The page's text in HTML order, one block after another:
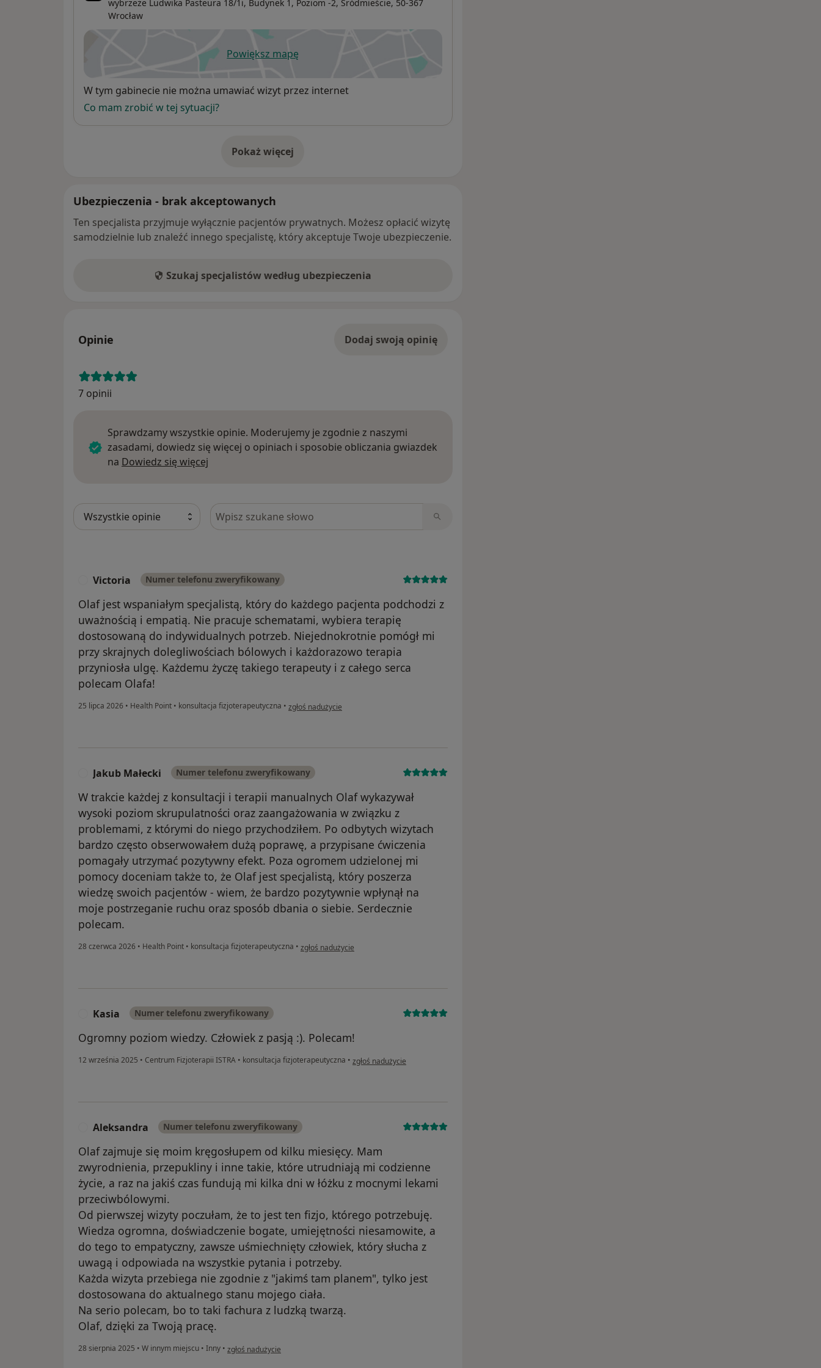
wybrzeże Ludwika Pasteura 18/1i, Budynek 1, Poziom -2, Śródmieście, 50-367
Wrocław
Powiększ mapęotwiera się w nowej karcie
Dostępność
W tym gabinecie nie można umawiać wizyt przez internet
Co mam zrobić w tej sytuacji?
Pokaż więcej
o adresie
Ubezpieczenia - brak akceptowanych
Ten specjalista przyjmuje wyłącznie pacjentów prywatnych. Możesz opłacić wizytę
samodzielnie lub znaleźć innego specjalistę, który akceptuje Twoje ubezpieczenie.
Szukaj specjalistów według ubezpieczenia
Opinie Dodaj swoją opinię
7 opinii
Sprawdzamy wszystkie opinie. Moderujemy je zgodnie z naszymi
zasadami, dowiedz się więcej o opiniach i sposobie obliczania gwiazdek
na Dowiedz się więcej
Szukaj w opiniach
Victoria Numer telefonu zweryfikowany
Olaf jest wspaniałym specjalistą, który do każdego pacjenta podchodzi z
uważnością i empatią. Nie pracuje schematami, wybiera terapię
dostosowaną do indywidualnych potrzeb. Niejednokrotnie pomógł mi
przy skrajnych dolegliwościach bólowych i każdorazowo terapia
przyniosła ulgę. Każdemu życzę takiego terapeuty i z całego serca
polecam Olafa!
25 lipca 2026 • Health Point • konsultacja fizjoterapeutyczna • w opinii użytkownika Victoria
zgłoś nadużycie
Jakub Małecki Numer telefonu zweryfikowany
W trakcie każdej z konsultacji i terapii manualnych Olaf wykazywał
wysoki poziom skrupulatności oraz zaangażowania w związku z
problemami, z którymi do niego przychodziłem. Po odbytych wizytach
bardzo często obserwowałem dużą poprawę, a przypisane ćwiczenia
pomagały utrzymać pozytywny efekt. Poza ogromem udzielonej mi
pomocy doceniam także to, że Olaf jest specjalistą, który poszerza
wiedzę swoich pacjentów - wiem, że bardzo pozytywnie wpłynął na
moje postrzeganie ruchu oraz sposób dbania o siebie. Serdecznie
polecam.
28 czerwca 2026 • Health Point • konsultacja fizjoterapeutyczna • w opinii użytkownika Jakub Małecki
zgłoś nadużycie
Kasia Numer telefonu zweryfikowany
Ogromny poziom wiedzy. Człowiek z pasją :). Polecam!
12 września 2025 • Centrum Fizjoterapii ISTRA • konsultacja fizjoterapeutyczna • w opinii użytkownika Kasia
zgłoś nadużycie
Aleksandra Numer telefonu zweryfikowany
Olaf zajmuje się moim kręgosłupem od kilku miesięcy. Mam
zwyrodnienia, przepukliny i inne takie, które utrudniają mi codzienne
życie, a raz na jakiś czas fundują mi kilka dni w łóżku z mocnymi lekami
przeciwbólowymi.
Od pierwszej wizyty poczułam, że to jest ten fizjo, którego potrzebuję.
Wiedza ogromna, doświadczenie bogate, umiejętności niesamowite, a
do tego to empatyczny, zawsze uśmiechnięty człowiek, który słucha z
uwagą i odpowiada na wszystkie pytania i potrzeby.
Każda wizyta przebiega nie zgodnie z "jakimś tam planem", tylko jest
dostosowana do aktualnego stanu mojego ciała.
Na serio polecam, bo to taki fachura z ludzką twarzą.
Olaf, dzięki za Twoją pracę.
28 sierpnia 2025 • W innym miejscu • Inny • w opinii użytkownika Aleksandra
zgłoś nadużycie